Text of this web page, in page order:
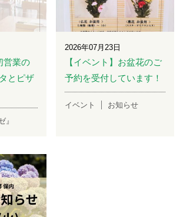
営業の
とピザ
』
2026年07月23日
【イベント】お盆花のご
予約を受付しています！
イベント お知らせ